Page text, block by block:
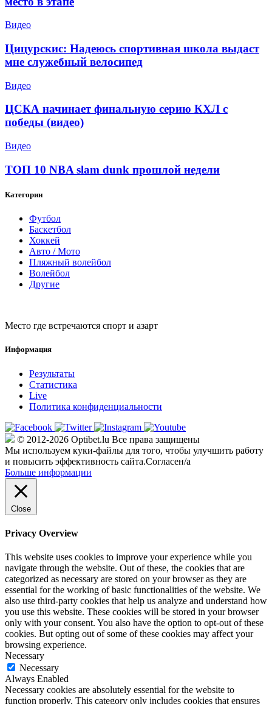
Видео
Цицурскис: Надеюсь спортивная школа выдаст
мне служебный велосипед
Видео
ЦСКА начинает финальную серию КХЛ с
победы (видео)
Видео
ТОП 10 NBA slam dunk прошлой недели
Категории
Футбол
Баскетбол
Хоккей
Авто / Мото
Пляжный волейбол
Волейбол
Другие
Место где встречаются спорт и азарт
Информация
Результаты
Статистика
Live
Политика конфиденциальности
© 2012-2026 Optibet.lu Все права защищены
Мы используем куки-файлы для того, чтобы улучшить работу
и повысить эффективность сайта.Согласен/а
Больше информации
Close
Privacy Overview
This website uses cookies to improve your experience while you
navigate through the website. Out of these, the cookies that are
categorized as necessary are stored on your browser as they are
essential for the working of basic functionalities of the website. We
also use third-party cookies that help us analyze and understand how
you use this website. These cookies will be stored in your browser
only with your consent. You also have the option to opt-out of these
cookies. But opting out of some of these cookies may affect your
browsing experience.
Necessary
Necessary
Always Enabled
Necessary cookies are absolutely essential for the website to
function properly. This category only includes cookies that ensures